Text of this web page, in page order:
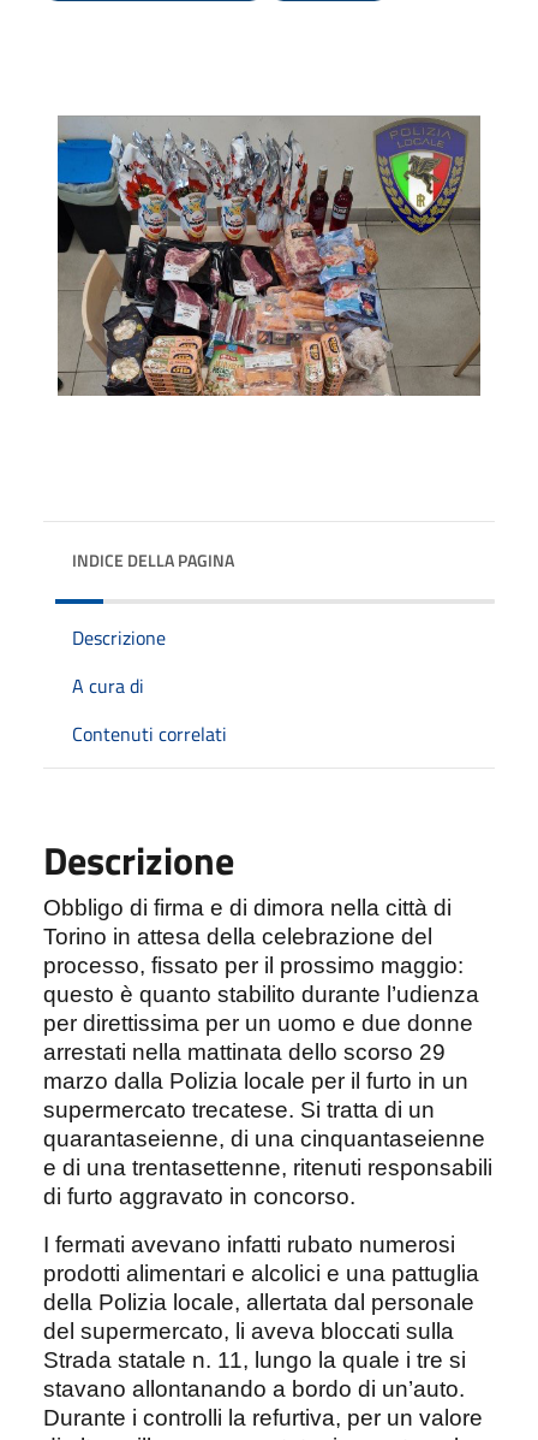
INDICE DELLA PAGINA
Descrizione
A cura di
Contenuti correlati
Descrizione
Obbligo di firma e di dimora nella città di
Torino in attesa della celebrazione del
processo, fissato per il prossimo maggio:
questo è quanto stabilito durante l’udienza
per direttissima per un uomo e due donne
arrestati nella mattinata dello scorso 29
marzo dalla Polizia locale per il furto in un
supermercato trecatese. Si tratta di un
quarantaseienne, di una cinquantaseienne
e di una trentasettenne, ritenuti responsabili
di furto aggravato in concorso.
I fermati avevano infatti rubato numerosi
prodotti alimentari e alcolici e una pattuglia
della Polizia locale, allertata dal personale
del supermercato, li aveva bloccati sulla
Strada statale n. 11, lungo la quale i tre si
stavano allontanando a bordo di un’auto.
Durante i controlli la refurtiva, per un valore